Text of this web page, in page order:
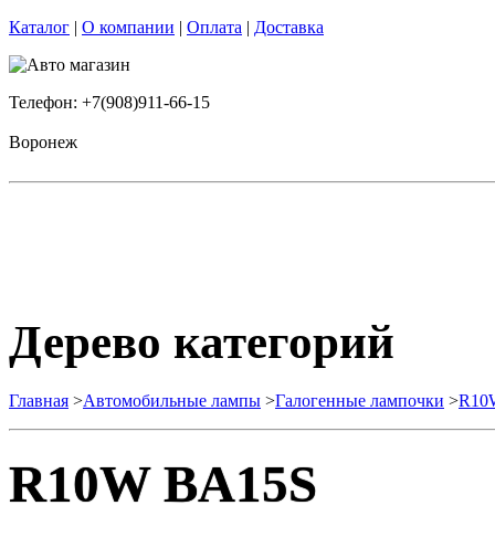
Каталог | О компании | Оплата | Доставка
Телефон: +7(908)911-66-15
Воронеж
Дерево категорий
Главная >Автомобильные лампы >Галогенные лампочки >
R10W BA15S